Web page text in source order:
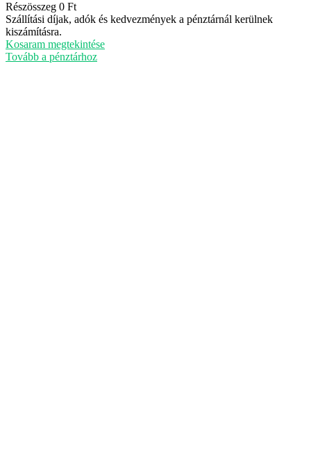
Termékek
a
kosárban
Részösszeg 0 Ft
Szállítási díjak, adók és kedvezmények a pénztárnál kerülnek
kiszámításra.
Kosaram megtekintése
Tovább a pénztárhoz